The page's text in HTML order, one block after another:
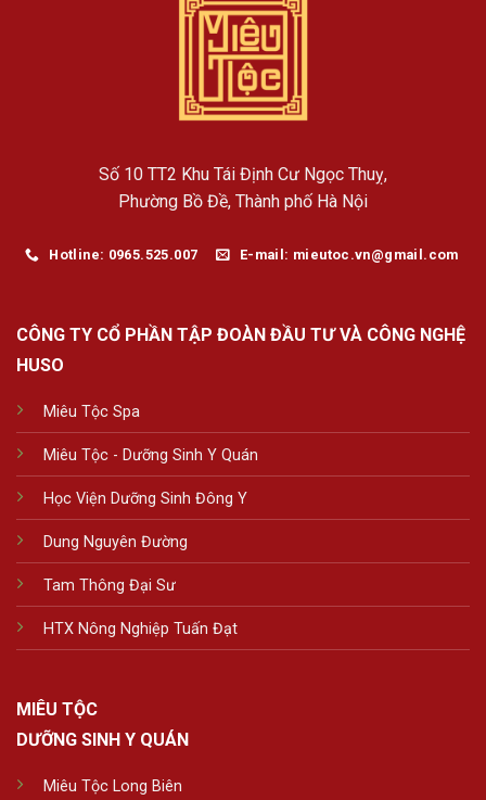
Số 10 TT2 Khu Tái Định Cư Ngọc Thuỵ,
Phường Bồ Đề, Thành phố Hà Nội
Hotline: 0965.525.007 E-mail: mieutoc.vn@gmail.com
CÔNG TY CỔ PHẦN TẬP ĐOÀN ĐẦU TƯ VÀ CÔNG NGHỆ
HUSO
Miêu Tộc Spa
Miêu Tộc - Dưỡng Sinh Y Quán
Học Viện Dưỡng Sinh Đông Y
Dung Nguyên Đường
Tam Thông Đại Sư
HTX Nông Nghiệp Tuấn Đạt
MIÊU TỘC
DƯỠNG SINH Y QUÁN
Miêu Tộc Long Biên